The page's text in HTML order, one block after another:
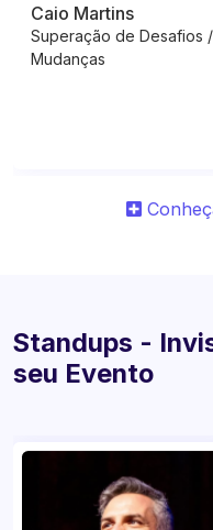
Caio Martins
Superação de Desafios /
Mudanças
Standups -
seu Evento